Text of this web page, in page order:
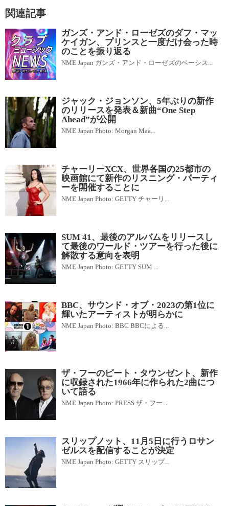
関連記事
ガンズ・アンド・ローゼズのダフ・マッ
ケイガン、プリンスと一度だけ会った時
のことを振り返る
NME Japan ガンズ・アンド・ローゼズのベーシス...
ジャック・ジョンソン、5年ぶりの新作
のリリースを発表＆新曲“One Step
Ahead”が公開
NME Japan Photo: Morgan Maa...
チャーリーXCX、世界各国の25都市の
映画館にて新作のリスニング・パーティ
ーを開催することに
NME Japan Photo: GETTY チャーリ...
SUM 41、最後のアルバムをリリースし
て最後のワールド・ツアーを行った後に
解散する意向を表明
NME Japan Photo: GETTY SUM ...
BBC、サウンド・オブ・2023の第1位に
輝いたアーティストが明らかに
NME Japan Photo: BBC BBCによる...
ザ・フーのピート・タウンゼント、新作
に収録された1966年に作られた2曲につ
いて語る
NME Japan Photo: PRESS ザ・フー...
スリップノット、11月5日に行うロサン
ゼルスを配信することが決定
NME Japan Photo: GETTY スリップ...